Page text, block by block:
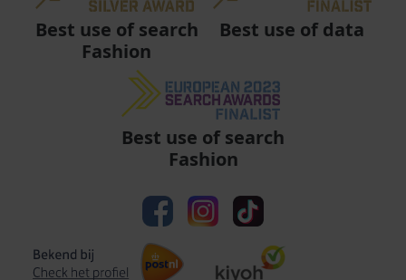
Best use of search
Fashion
Best use of data
Best use of search
Fashion